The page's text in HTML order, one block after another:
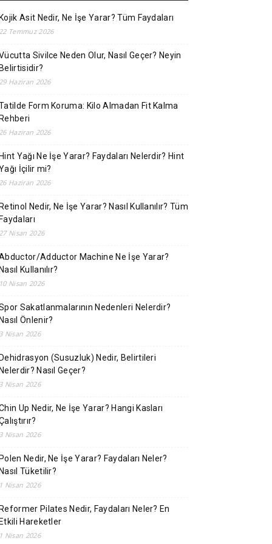
Asit Nedir, Ne İşe Yarar? Tüm Faydaları
Temmuz 2026
Sivilce Neden Olur, Nasıl Geçer? Neyin
Haziran 2026
Form Koruma: Kilo Almadan Fit Kalma
Haziran 2026
Yağı Ne İşe Yarar? Faydaları Nelerdir? Hint
İçilir mi?
Haziran 2026
Nedir, Ne İşe Yarar? Nasıl Kullanılır? Tüm
Nisan 2026
Adductor Machine Ne İşe Yarar?
Kullanılır?
Nisan 2026
Sakatlanmalarının Nedenleri Nelerdir?
Önlenir?
Nisan 2026
(Susuzluk) Nedir, Belirtileri
Nasıl Geçer?
Nisan 2026
Up Nedir, Ne İşe Yarar? Hangi Kasları
Nisan 2026
Nedir, Ne İşe Yarar? Faydaları Neler?
Tüketilir?
Nisan 2026
Pilates Nedir, Faydaları Neler? En
Hareketler
Nisan 2026